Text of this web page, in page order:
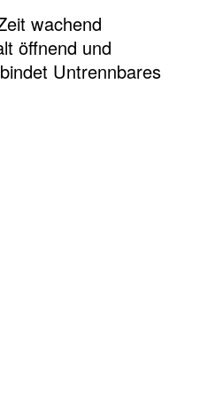
wachend
öffnend und
Untrennbares